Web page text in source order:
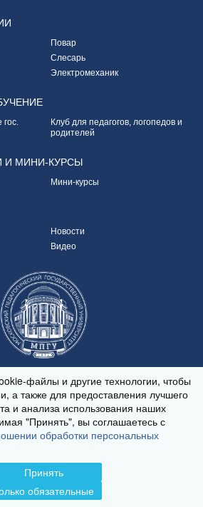
Повар
Слесарь
Электромеханик
гос.
Клуб для педагогов, логопедов и
родителей
И МИНИ-КУРСЫ
Мини-курсы
Новости
Видео
© 2020-2026
обработки персональных данных
файлы и другие технологии, чтобы
а также для предоставления лучшего
и анализа использования наших
"Принять", вы соглашаетесь с
обработки персональных
Принять
обязательные